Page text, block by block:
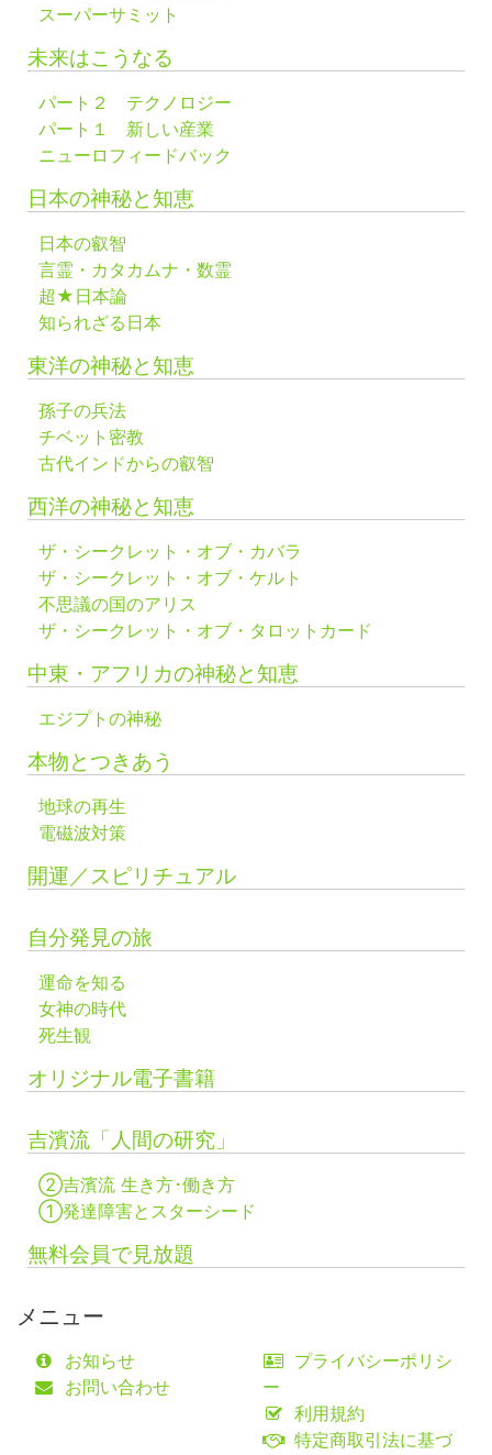
スーパーサミット
未来はこうなる
パート２ テクノロジー
パート１ 新しい産業
ニューロフィードバック
日本の神秘と知恵
日本の叡智
言霊・カタカムナ・数霊
超★日本論
知られざる日本
東洋の神秘と知恵
孫子の兵法
チベット密教
古代インドからの叡智
西洋の神秘と知恵
ザ・シークレット・オブ・カバラ
ザ・シークレット・オブ・ケルト
不思議の国のアリス
ザ・シークレット・オブ・タロットカード
中東・アフリカの神秘と知恵
エジプトの神秘
本物とつきあう
地球の再生
電磁波対策
開運／スピリチュアル
自分発見の旅
運命を知る
女神の時代
死生観
オリジナル電子書籍
吉濱流「人間の研究」
②吉濱流 生き方･働き方
①発達障害とスターシード
無料会員で見放題
メニュー
お知らせ
お問い合わせ
プライバシーポリシ
ー
利用規約
特定商取引法に基づ